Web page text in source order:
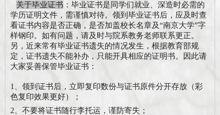
关于毕业证书 ： 毕业证书是同学们就业、深造时必需的
学历证明文件，需谨慎对待。领到毕业证书后，应及时查
看证书内容是否正确，是否加盖校长名章及“南京大学”字
样钢印。如有问题，请及时与院系教务老师联系更正。
另，近来常有毕业证书遗失的情况发生，根据教育部规
定，证书遗失不能补办，只能开具相应的证明书。因此请
大家妥善保管毕业证书：
1、领到证书后，立即复印数份与证书原件分开存放（彩
色复印效果更好）；
2、不要将证书随行李托运，谨防寄失；